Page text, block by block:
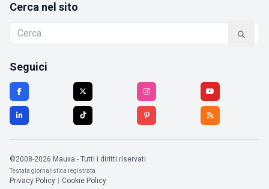
Cerca nel sito
Seguici
©2008-2026 Mauxa - Tutti i diritti riservati
Testata giornalistica registrata
Privacy Policy Cookie Policy